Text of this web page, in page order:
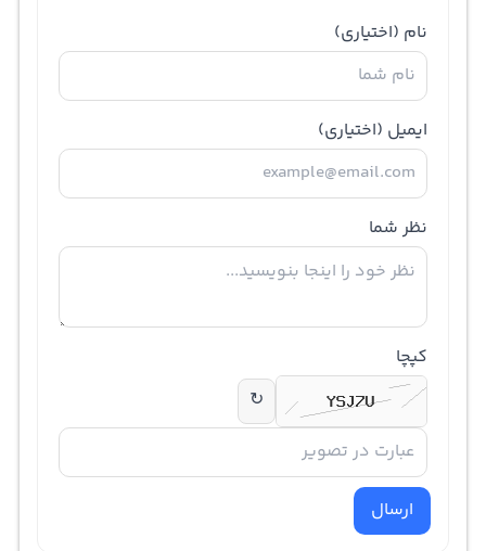
نام (اختیاری)
ایمیل (اختیاری)
نظر شما
کپچا
↻
ارسال